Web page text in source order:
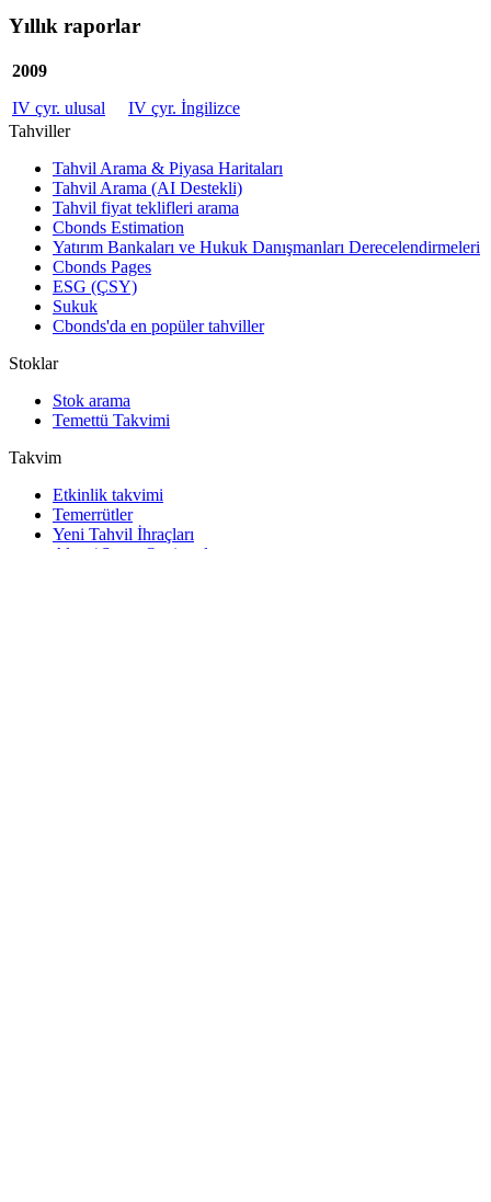
Yıllık raporlar
2009
IV çyr. ulusal
IV çyr. İngilizce
Tahviller
Tahvil Arama & Piyasa Haritaları
Tahvil Arama (AI Destekli)
Tahvil fiyat teklifleri arama
Cbonds Estimation
Yatırım Bankaları ve Hukuk Danışmanları Derecelendirmeleri
Cbonds Pages
ESG (ÇSY)
Sukuk
Cbonds'da en popüler tahviller
Stoklar
Stok arama
Temettü Takvimi
Takvim
Etkinlik takvimi
Temerrütler
Yeni Tahvil İhraçları
Alım / Satım Opsiyonları